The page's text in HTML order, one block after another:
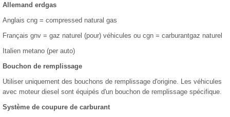
Allemand erdgas
Anglais cng = compressed natural gas
Français gnv = gaz naturel (pour) véhicules ou cgn = carburantgaz naturel
Italien metano (per auto)
Bouchon de remplissage
Utiliser uniquement des bouchons de remplissage d'origine. Les véhicules
avec moteur diesel sont équipés d'un bouchon de remplissage spécifique.
Système de coupure de carburant